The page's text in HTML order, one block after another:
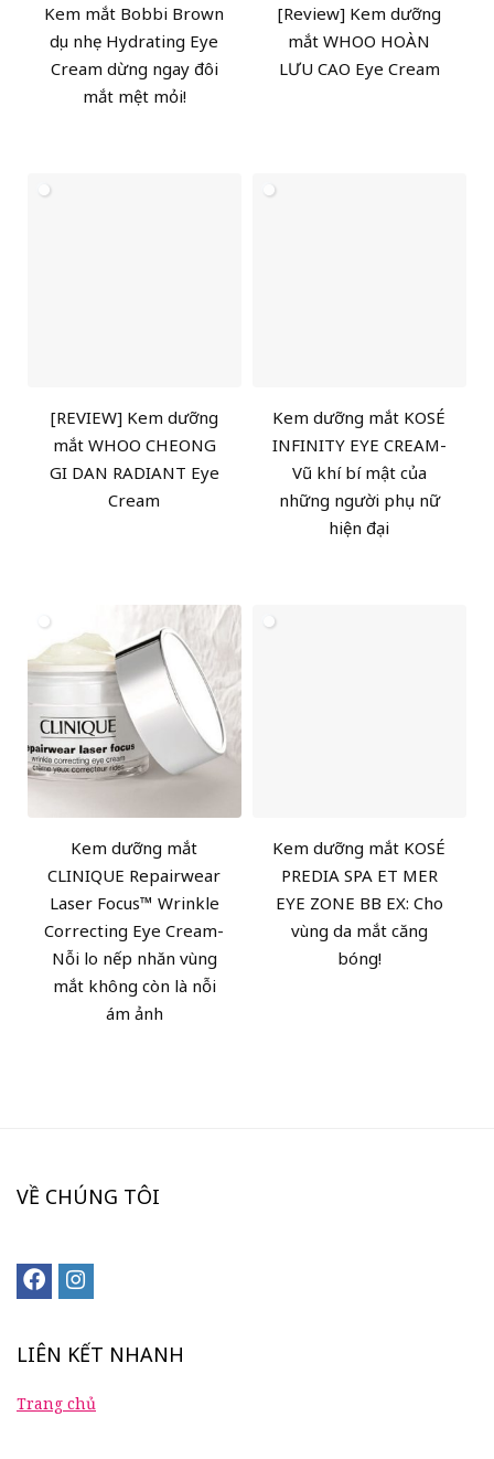
Kem mắt Bobbi Brown
dịu nhẹ Hydrating Eye
Cream dừng ngay đôi
mắt mệt mỏi!
[Review] Kem dưỡng
mắt WHOO HOÀN
LƯU CAO Eye Cream
[REVIEW] Kem dưỡng
mắt WHOO CHEONG
GI DAN RADIANT Eye
Cream
Kem dưỡng mắt KOSÉ
INFINITY EYE CREAM-
Vũ khí bí mật của
những người phụ nữ
hiện đại
Kem dưỡng mắt
CLINIQUE Repairwear
Laser Focus™ Wrinkle
Correcting Eye Cream-
Nỗi lo nếp nhăn vùng
mắt không còn là nỗi
ám ảnh
Kem dưỡng mắt KOSÉ
PREDIA SPA ET MER
EYE ZONE BB EX: Cho
vùng da mắt căng
bóng!
VỀ CHÚNG TÔI
LIÊN KẾT NHANH
Trang chủ